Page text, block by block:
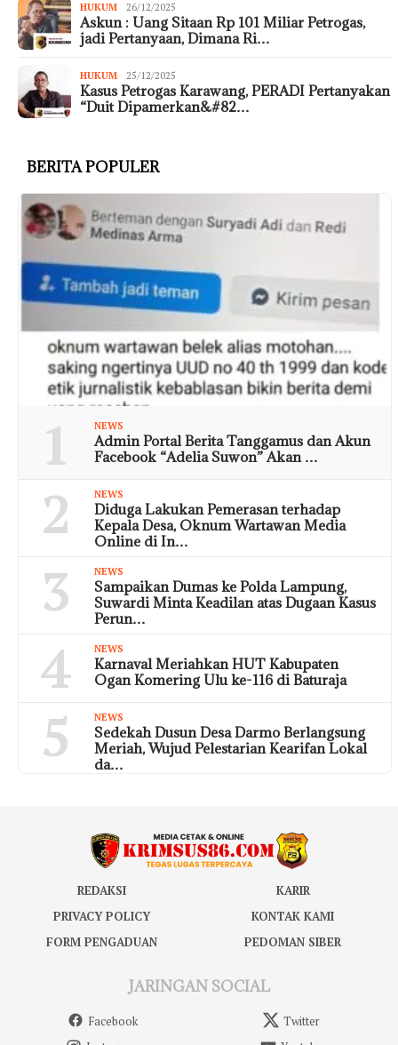
HUKUM 26/12/2025
Askun : Uang Sitaan Rp 101 Miliar Petrogas,
jadi Pertanyaan, Dimana Ri…
HUKUM 25/12/2025
Kasus Petrogas Karawang, PERADI Pertanyakan
“Duit Dipamerkan&#82…
BERITA POPULER
1 NEWS
Admin Portal Berita Tanggamus dan Akun
Facebook “Adelia Suwon” Akan …
2 NEWS
Diduga Lakukan Pemerasan terhadap
Kepala Desa, Oknum Wartawan Media
Online di In…
3 NEWS
Sampaikan Dumas ke Polda Lampung,
Suwardi Minta Keadilan atas Dugaan Kasus
Perun…
4 NEWS
Karnaval Meriahkan HUT Kabupaten
Ogan Komering Ulu ke-116 di Baturaja
5 NEWS
Sedekah Dusun Desa Darmo Berlangsung
Meriah, Wujud Pelestarian Kearifan Lokal
da…
REDAKSI
KARIR
PRIVACY POLICY
KONTAK KAMI
FORM PENGADUAN
PEDOMAN SIBER
JARINGAN SOCIAL
Facebook
Twitter